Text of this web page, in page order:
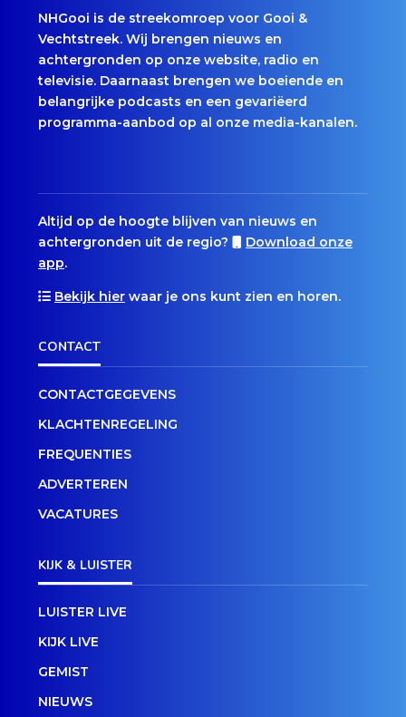
NHGooi is de streekomroep voor Gooi &
Vechtstreek. Wij brengen nieuws en
achtergronden op onze website, radio en
televisie. Daarnaast brengen we boeiende en
belangrijke podcasts en een gevariëerd
programma-aanbod op al onze media-kanalen.
Altijd op de hoogte blijven van nieuws en
achtergronden uit de regio?
Download onze
app.
Bekijk hier waar je ons kunt zien en horen.
CONTACT
CONTACTGEGEVENS
KLACHTENREGELING
FREQUENTIES
ADVERTEREN
VACATURES
KIJK & LUISTER
LUISTER LIVE
KIJK LIVE
GEMIST
NIEUWS